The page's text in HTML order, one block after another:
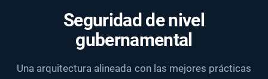
Seguridad de nivel
gubernamental
Una arquitectura alineada con las mejores prácticas